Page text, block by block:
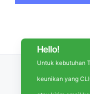
Hello!
Untuk kebutuhan
keunikan yang